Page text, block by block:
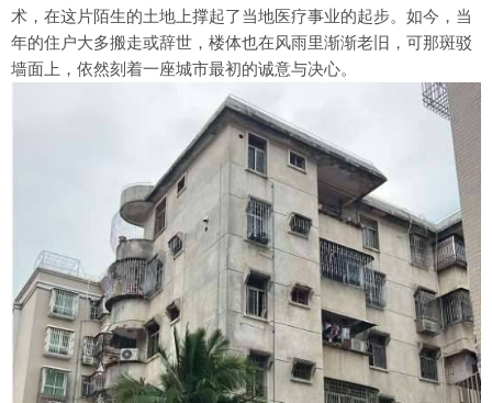
术，在这片陌生的土地上撑起了当地医疗事业的起步。如今，当
年的住户大多搬走或辞世，楼体也在风雨里渐渐老旧，可那斑驳
墙面上，依然刻着一座城市最初的诚意与决心。